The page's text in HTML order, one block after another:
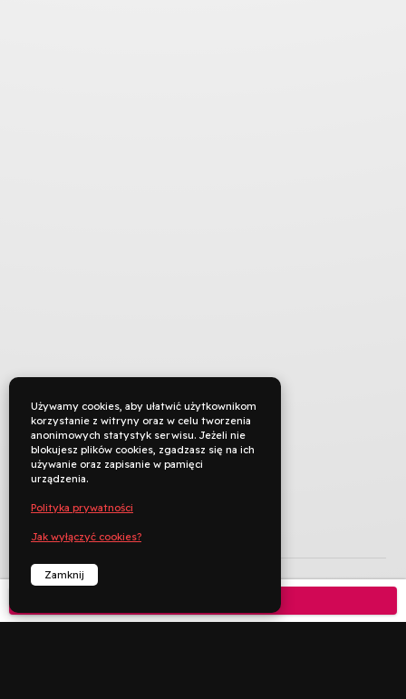
TYTUŁ ORYGINALNY
REŻYSERIA
Używamy cookies, aby ułatwić użytkownikom
korzystanie z witryny oraz w celu tworzenia
anonimowych statystyk serwisu. Jeżeli nie
blokujesz plików cookies, zgadzasz się na ich
używanie oraz zapisanie w pamięci
urządzenia.
Polityka prywatności
Jak wyłączyć cookies?
Zamknij